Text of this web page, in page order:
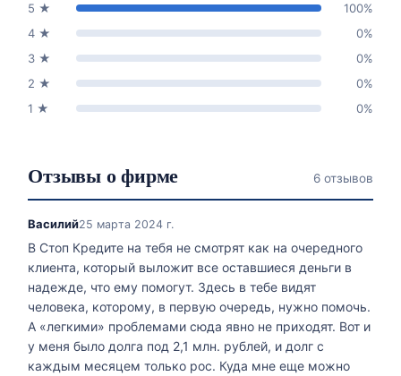
5 ★ 100%
4 ★ 0%
3 ★ 0%
2 ★ 0%
1 ★ 0%
Отзывы о фирме 6 отзывов
Василий25 марта 2024 г.
В Стоп Кредите на тебя не смотрят как на очередного
клиента, который выложит все оставшиеся деньги в
надежде, что ему помогут. Здесь в тебе видят
человека, которому, в первую очередь, нужно помочь.
А «легкими» проблемами сюда явно не приходят. Вот и
у меня было долга под 2,1 млн. рублей, и долг с
каждым месяцем только рос. Куда мне еще можно